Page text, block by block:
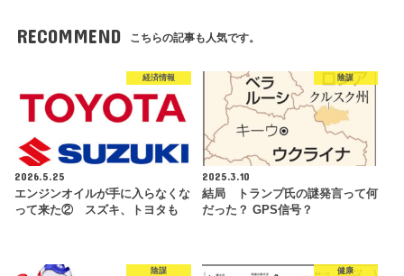
RECOMMEND こちらの記事も人気です。
経済情報
2026.5.25
エンジンオイルが手に入らなくな
って来た② スズキ、トヨタも
陰謀
2025.3.10
結局 トランプ氏の謎発言って何
だった？ GPS信号？
陰謀 健康